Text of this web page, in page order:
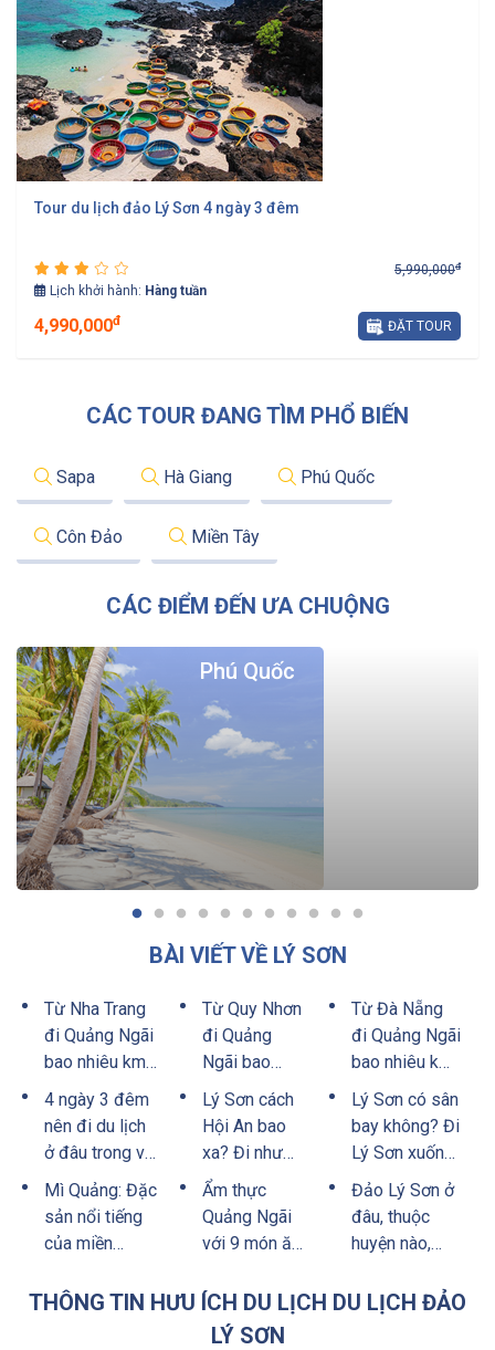
Tour du lịch đảo Lý Sơn 4 ngày 3 đêm
5,990,000đ
Lịch khởi hành: Hàng tuần
4,990,000đ ĐẶT TOUR
CÁC TOUR ĐANG TÌM PHỔ BIẾN
Sapa Hà Giang Phú Quốc
Côn Đảo Miền Tây
CÁC ĐIỂM ĐẾN ƯA CHUỘNG
Phú Quốc
BÀI VIẾT VỀ LÝ SƠN
Từ Nha Trang
đi Quảng Ngãi
bao nhiêu km?
Đi bằng
phương tiện
gì??
Từ Quy Nhơn
đi Quảng
Ngãi bao
nhiêu km? Xe
Quy Nhơn đi
Quảng Ngãi
Từ Đà Nẵng
đi Quảng Ngãi
bao nhiêu km?
Đi ra đảo Lý
Sơn thế nào?
4 ngày 3 đêm
nên đi du lịch
ở đâu trong và
ngoài nước?
Lý Sơn cách
Hội An bao
xa? Đi như
thế nào để
nhanh chóng
và an toàn
Lý Sơn có sân
bay không? Đi
Lý Sơn xuống
sân bay nào?
Mì Quảng: Đặc
sản nổi tiếng
của miền
Ẩm thực
Quảng Ngãi
với 9 món ăn
cùng đặc
trưng
Đảo Lý Sơn ở
đâu, thuộc
huyện nào,
đến nơi có
THÔNG TIN HƯU ÍCH DU LỊCH DU LỊCH ĐẢO
LÝ SƠN